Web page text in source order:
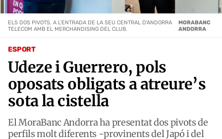
ESPORT
Udeze i Guerrero, pols
oposats obligats a atreure’s
sota la cistella
El MoraBanc Andorra ha presentat dos pivots de
perfils molt diferents -provinents del Japó i del
ELS DOS PIVOTS, A L'ENTRADA DE LA SEU CENTRAL D'ANDORRA
TELECOM AMB EL MERCHANDISING DEL CLUB.
MORABANC
ANDORRA